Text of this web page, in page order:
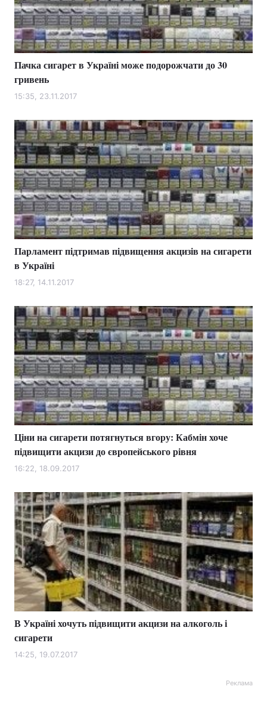
Тема оформлення
Пачка сигарет в Україні може подорожчати до 30
гривень
15:35, 23.11.2017
Парламент підтримав підвищення акцизів на сигарети
в Україні
18:27, 14.11.2017
Ціни на сигарети потягнуться вгору: Кабмін хоче
підвищити акцизи до європейського рівня
16:22, 18.09.2017
В Україні хочуть підвищити акцизи на алкоголь і
сигарети
14:25, 19.07.2017
Реклама